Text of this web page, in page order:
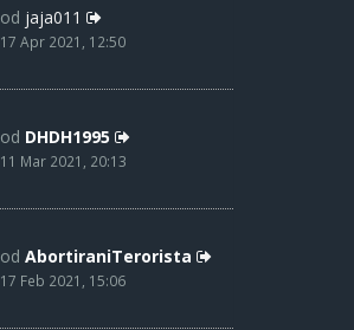
od jaja011
17 Apr 2021, 12:50
od DHDH1995
11 Mar 2021, 20:13
od AbortiraniTerorista
17 Feb 2021, 15:06